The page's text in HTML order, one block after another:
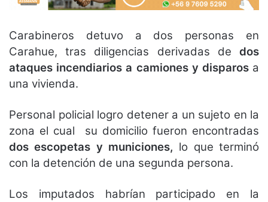
Carabineros detuvo a dos personas en
Carahue, tras diligencias derivadas de dos
ataques incendiarios a camiones y disparosa
una vivienda.
Personal policial logro detener a un sujeto en la
zona el cual su domicilio fueron encontradas
dos escopetas y municiones, lo que terminó
con la detención de una segunda persona.
Los imputados habrían participado en la